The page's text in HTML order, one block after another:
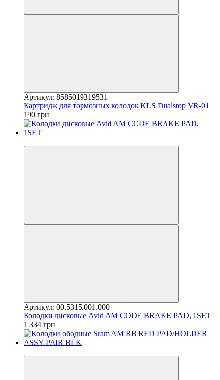
Артикул: 8585019319531
Картридж для тормозных колодок KLS Dualstop VR-01
190 грн
Артикул: 00.5315.001.000
Колодки дисковые Avid AM CODE BRAKE PAD, 1SET
1 334 грн